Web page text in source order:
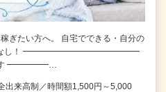
ぎたい方へ。 自宅でできる・自分の
マなし！ ━━━━━━━━━━━━━━
す ━━━━━…
出来高制／時間額1,500円～5,000